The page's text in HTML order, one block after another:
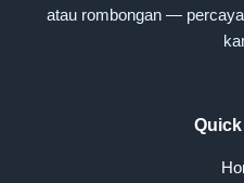
atau rombongan —